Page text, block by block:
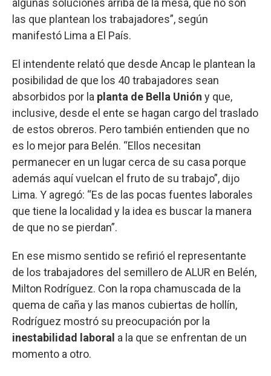
algunas soluciones arriba de la mesa, que no son
las que plantean los trabajadores”, según
manifestó Lima a El País.
El intendente relató que desde Ancap le plantean la
posibilidad de que los 40 trabajadores sean
absorbidos por la planta de Bella Unión y que,
inclusive, desde el ente se hagan cargo del traslado
de estos obreros. Pero también entienden que no
es lo mejor para Belén. “Ellos necesitan
permanecer en un lugar cerca de su casa porque
además aquí vuelcan el fruto de su trabajo”, dijo
Lima. Y agregó: “Es de las pocas fuentes laborales
que tiene la localidad y la idea es buscar la manera
de que no se pierdan”.
En ese mismo sentido se refirió el representante
de los trabajadores del semillero de ALUR en Belén,
Milton Rodríguez. Con la ropa chamuscada de la
quema de caña y las manos cubiertas de hollín,
Rodríguez mostró su preocupación por la
inestabilidad laboral a la que se enfrentan de un
momento a otro.